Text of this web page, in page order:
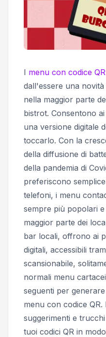
I menu con codice QR
dall'essere una
nella maggior parte
bistrot. Consentono
una versione digitale
toccarlo. Con la
della diffusione di
della pandemia di
preferiscono
telefoni, i menu
sempre più popolari
maggior parte dei
bar locali, offrono ai
digitali, accessibili
scansionabile,
normali menu
seguenti per
menu con codice
suggerimenti e
tuoi codici QR in